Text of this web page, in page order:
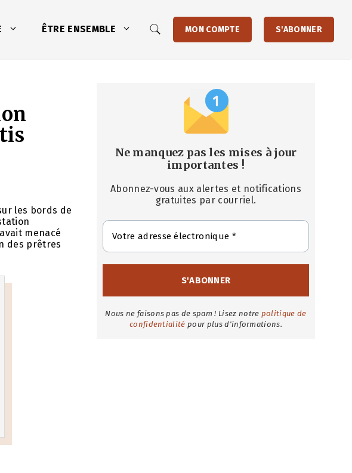
ÊTRE ENSEMBLE MON COMPTE S'ABONNER
les bords de
menacé
des prêtres
Ne manquez pas les mises à jour
importantes !
Abonnez-vous aux alertes et notifications
gratuites par courriel.
Nous ne faisons pas de spam ! Lisez notre politique de
confidentialité pour plus d'informations.